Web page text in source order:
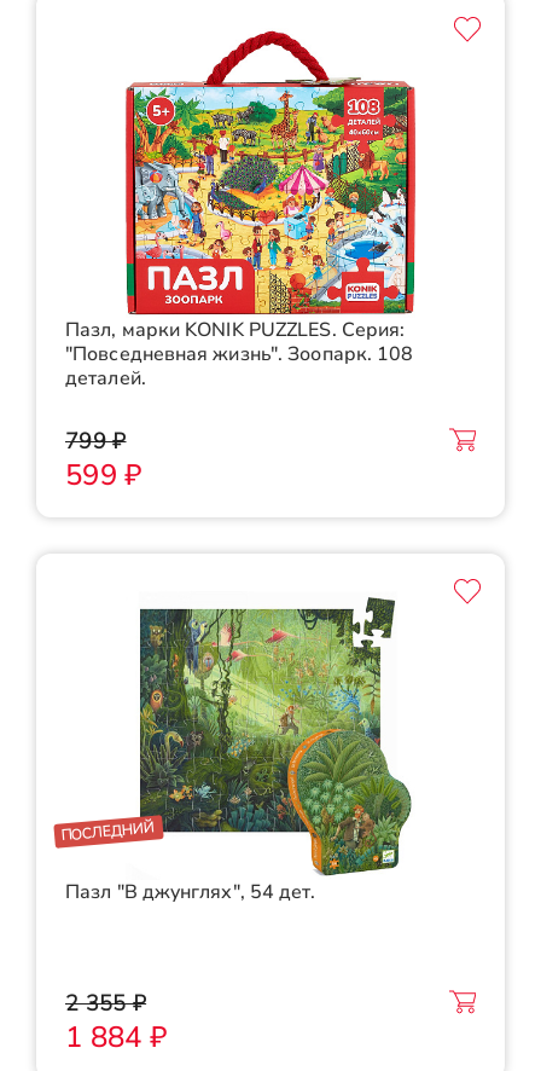
Пазл, марки KONIK PUZZLES. Серия:
"Повседневная жизнь". Зоопарк. 108
деталей.
799 ₽
599 ₽
ПОСЛЕДНИЙ
Пазл "В джунглях", 54 дет.
2 355 ₽
1 884 ₽